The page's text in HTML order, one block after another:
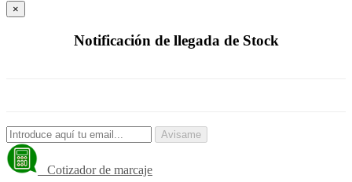
×
Notificación de llegada de Stock
Avisame
Cotizador de marcaje